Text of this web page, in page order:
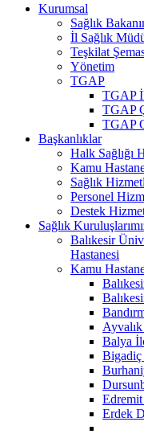
Kurumsal
Sağlık
İl Sağlık
Teşkilat
Yönetim
TGAP
TGAP
TGAP
TGAP
Başkanlıklar
Halk Sağlığı
Kamu
Sağlık
Personel
Destek
Sağlık
Balıkesir
Hastanesi
Kamu
Balya
Bigadiç
Erdek